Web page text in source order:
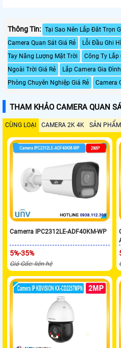
Thông Tin: Tại Sao Nên Lắp Đăt Trọn
Camera Quan Sát Giá Rẻ
Lỗi Đầu Ghi
Tay Năng Lượng Mặt Trời
Công Ty Lắp
Ngoài Trời Giá Rẻ
Lắp Camera Gia
Phòng Chuyên Nghiệp Giá Rẻ
Camera
THAM KHẢO CAMERA QUAN
CÙNG LOẠI CAMERA 2K 4K SẢN
Camerra IPC2312LE-ADF40KM-WP
5%-35%
Giá Gốc: liên hệ